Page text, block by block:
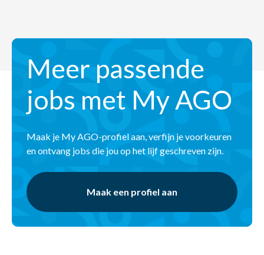
Meer passende
jobs met My AGO
Maak je My AGO-profiel aan, verfijn je voorkeuren
en ontvang jobs die jou op het lijf geschreven zijn.
Maak een profiel aan